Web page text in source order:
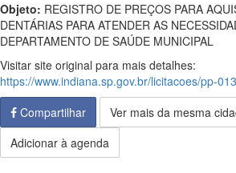
Objeto: REGISTRO DE PREÇOS PARA
DENTÁRIAS PARA ATENDER AS
DEPARTAMENTO DE SAÚDE MUNICIPAL
Visitar site original para mais detalhes:
https://www.indiana.sp.gov.br/licitacoes/pp-
Compartilhar
Ver mais da mesma
Adicionar à agenda